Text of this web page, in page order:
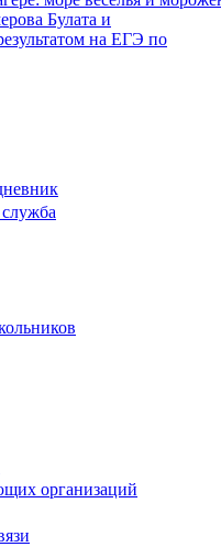
Булата и
на ЕГЭ по
организаций